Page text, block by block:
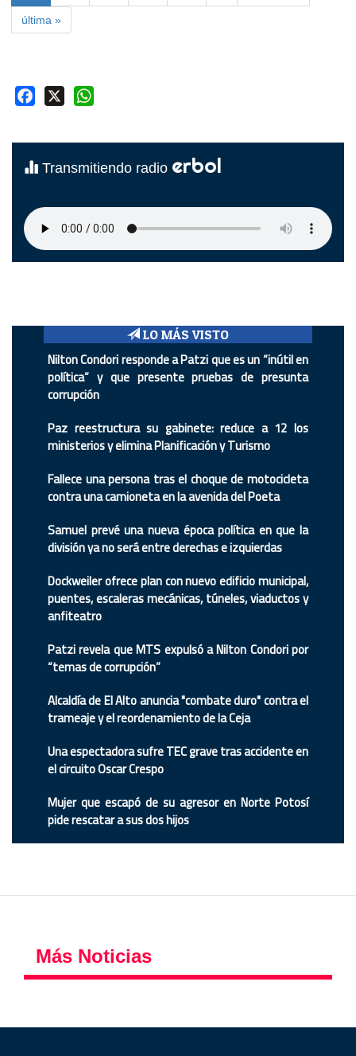
última »
Facebook
Transmitiendo radio erbol
LO MÁS VISTO
Nilton Condori responde a Patzi que es un “inútil en
política” y que presente pruebas de presunta
corrupción
Paz reestructura su gabinete: reduce a 12 los
ministerios y elimina Planificación y Turismo
Fallece una persona tras el choque de motocicleta
contra una camioneta en la avenida del Poeta
Samuel prevé una nueva época política en que la
división ya no será entre derechas e izquierdas
Dockweiler ofrece plan con nuevo edificio municipal,
puentes, escaleras mecánicas, túneles, viaductos y
anfiteatro
Patzi revela que MTS expulsó a Nilton Condori por
“temas de corrupción”
Alcaldía de El Alto anuncia "combate duro" contra el
trameaje y el reordenamiento de la Ceja
Una espectadora sufre TEC grave tras accidente en
el circuito Oscar Crespo
Mujer que escapó de su agresor en Norte Potosí
pide rescatar a sus dos hijos
Más Noticias